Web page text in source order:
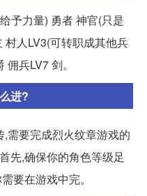
予力量) 勇者 神官(只是
人LV3(可转职成其他兵
兵LV7 剑。
进?
需要完成烈火纹章游戏的
先,确保你的角色等级足
要在游戏中完。